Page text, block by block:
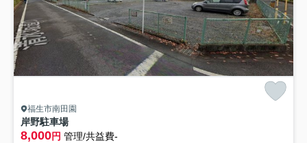
福生市南田園
岸野駐車場
8,000円 管理/共益費-